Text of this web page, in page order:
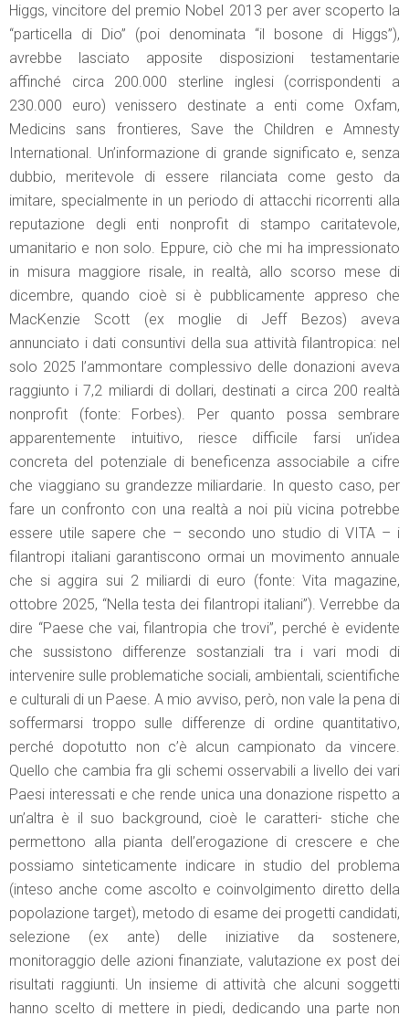
Higgs, vincitore del premio Nobel 2013 per aver scoperto la
“particella di Dio” (poi denominata “il bosone di Higgs”),
avrebbe lasciato apposite disposizioni testamentarie
affinché circa 200.000 sterline inglesi (corrispondenti a
230.000 euro) venissero destinate a enti come Oxfam,
Medicins sans frontieres, Save the Children e Amnesty
International. Un’informazione di grande significato e, senza
dubbio, meritevole di essere rilanciata come gesto da
imitare, specialmente in un periodo di attacchi ricorrenti alla
reputazione degli enti nonprofit di stampo caritatevole,
umanitario e non solo. Eppure, ciò che mi ha impressionato
in misura maggiore risale, in realtà, allo scorso mese di
dicembre, quando cioè si è pubblicamente appreso che
MacKenzie Scott (ex moglie di Jeff Bezos) aveva
annunciato i dati consuntivi della sua attività filantropica: nel
solo 2025 l’ammontare complessivo delle donazioni aveva
raggiunto i 7,2 miliardi di dollari, destinati a circa 200 realtà
nonprofit (fonte: Forbes). Per quanto possa sembrare
apparentemente intuitivo, riesce difficile farsi un’idea
concreta del potenziale di beneficenza associabile a cifre
che viaggiano su grandezze miliardarie. In questo caso, per
fare un confronto con una realtà a noi più vicina potrebbe
essere utile sapere che – secondo uno studio di VITA – i
filantropi italiani garantiscono ormai un movimento annuale
che si aggira sui 2 miliardi di euro (fonte: Vita magazine,
ottobre 2025, “Nella testa dei filantropi italiani”). Verrebbe da
dire “Paese che vai, filantropia che trovi”, perché è evidente
che sussistono differenze sostanziali tra i vari modi di
intervenire sulle problematiche sociali, ambientali, scientifiche
e culturali di un Paese. A mio avviso, però, non vale la pena di
soffermarsi troppo sulle differenze di ordine quantitativo,
perché dopotutto non c’è alcun campionato da vincere.
Quello che cambia fra gli schemi osservabili a livello dei vari
Paesi interessati e che rende unica una donazione rispetto a
un’altra è il suo background, cioè le caratteri- stiche che
permettono alla pianta dell’erogazione di crescere e che
possiamo sinteticamente indicare in studio del problema
(inteso anche come ascolto e coinvolgimento diretto della
popolazione target), metodo di esame dei progetti candidati,
selezione (ex ante) delle iniziative da sostenere,
monitoraggio delle azioni finanziate, valutazione ex post dei
risultati raggiunti. Un insieme di attività che alcuni soggetti
hanno scelto di mettere in piedi, dedicando una parte non